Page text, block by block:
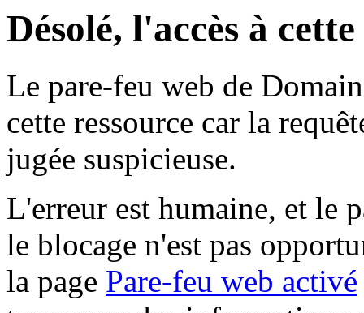
Désolé, l'accès à
Le pare-feu web de
cette ressource car la
jugée suspicieuse.
L'erreur est humaine, et le
le blocage n'est pas
la page Pare-feu web activé